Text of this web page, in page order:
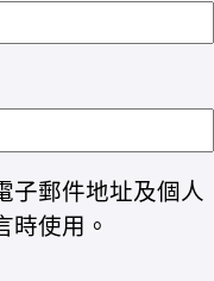
子郵件地址及個人
時使用。